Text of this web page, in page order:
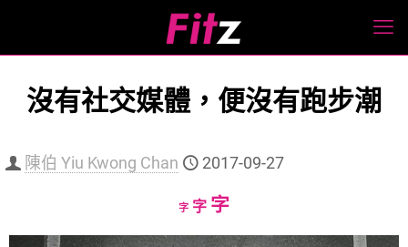
沒有社交媒體，便沒有跑步潮
陳伯 Yiu Kwong Chan 2017-09-27
字Decrease
字Reset
字Increase